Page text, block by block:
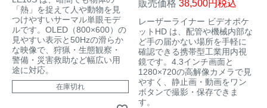
「熱」を捉えて人や動物を見
つけやすいサーマル単眼モデ
ルです。OLED（800×600）の
見やすい表示と50Hzの滑らか
な映像で、狩猟・生態観察・
警備・災害救助など幅広い用
途に対応。
在庫切れ
販売価格 38,500 税込
レーザーライナー ビデオポケ
ットHD は、配管や機械内部な
ど手の届かない場所を手軽に
確認できる携帯型工業用内視
鏡です。4.3インチ画面と
1280×720の高解像カメラで見
やすく、静止画・動画をワン
ボタンで撮影・保存できま
す。